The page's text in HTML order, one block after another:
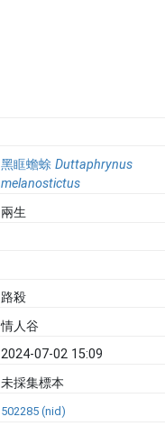
黑眶蟾蜍 Duttaphrynus
melanostictus
兩生
路殺
情人谷
2024-07-02 15:09
未採集標本
502285 (nid)